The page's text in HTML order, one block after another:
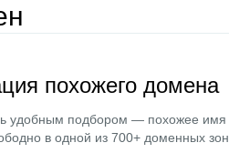
похожего домена
удобным подбором — похожее имя
в одной из 700+ доменных зон.